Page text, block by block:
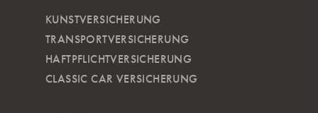
KUNSTVERSICHERUNG
TRANSPORTVERSICHERUNG
HAFTPFLICHTVERSICHERUNG
CLASSIC CAR VERSICHERUNG